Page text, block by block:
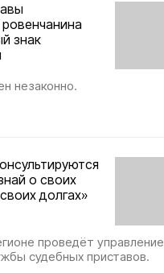
знак
незаконно.
о своих
долгах»
проведёт управление
судебных приставов.